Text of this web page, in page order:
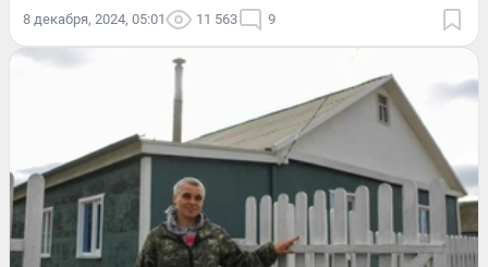
8 декабря, 2024, 05:01 11 563 9